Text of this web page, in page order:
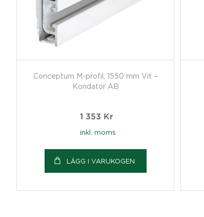
Conceptum M-profil, 1550 mm Vit –
Kondator AB
1 353 Kr
inkl. moms
LÄGG I VARUKOGEN